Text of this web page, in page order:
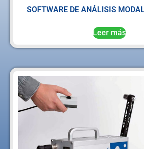
SOFTWARE DE ANÁLISIS
Leer más